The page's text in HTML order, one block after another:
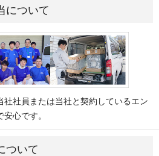
について
社員または当社と契約しているエン
心です。
ついて